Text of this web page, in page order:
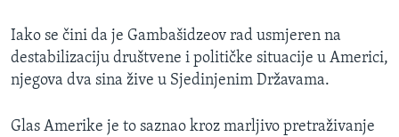
Iako se čini da je Gambašidzeov rad usmjeren na
destabilizaciju društvene i političke situacije u Americi,
njegova dva sina žive u Sjedinjenim Državama.
Glas Amerike je to saznao kroz marljivo pretraživanje